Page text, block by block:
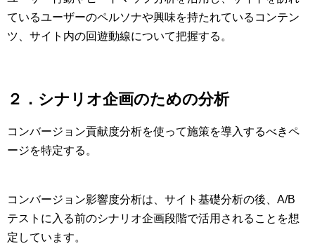
ているユーザーのペルソナや興味を持たれているコンテン
ツ、サイト内の回遊動線について把握する。
２．シナリオ企画のための分析
コンバージョン貢献度分析を使って施策を導入するべきペ
ージを特定する。
コンバージョン影響度分析は、サイト基礎分析の後、A/B
テストに入る前のシナリオ企画段階で活用されることを想
定しています。